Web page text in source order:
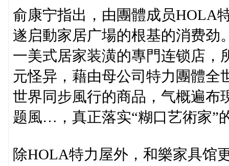
俞康宁指出，由團體成员HOLA
遂启動家居广場的根基的消费劲
一美式居家装潢的專門连锁店，
元怪异，藉由母公司特力團體全
世界同步風行的商品，气概遍布
题風…，真正落实“糊口艺術家”
除HOLA特力屋外，和樂家具馆